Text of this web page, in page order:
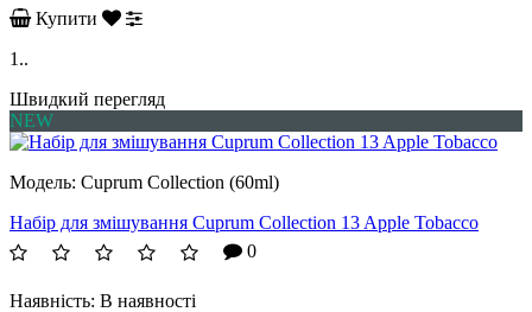
Купити
1..
Швидкий перегляд
NEW
Модель: Cuprum Collection (60ml)
Набір для змішування Cuprum Collection 13 Apple Tobacco
0
Наявність: В наявності